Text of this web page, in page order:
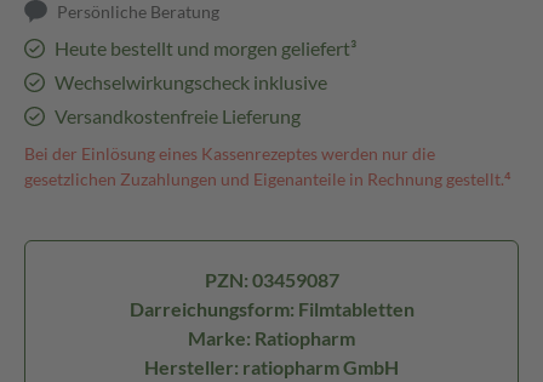
Persönliche Beratung
Heute bestellt und morgen geliefert³
Wechselwirkungscheck inklusive
Versandkostenfreie Lieferung
Bei der Einlösung eines Kassenrezeptes werden nur die
gesetzlichen Zuzahlungen und Eigenanteile in Rechnung gestellt.⁴
PZN: 03459087
Darreichungsform: Filmtabletten
Marke: Ratiopharm
Hersteller: ratiopharm GmbH